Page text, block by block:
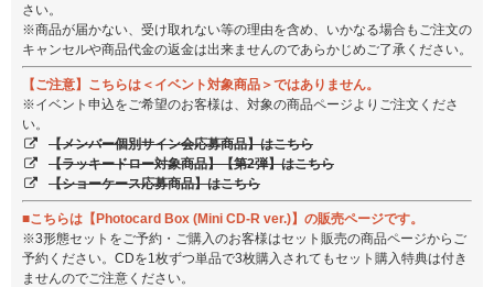
さい。
※商品が届かない、受け取れない等の理由を含め、いかなる場合もご注文の
キャンセルや商品代金の返金は出来ませんのであらかじめご了承ください。
【ご注意】こちらは＜イベント対象商品＞ではありません。
※イベント申込をご希望のお客様は、対象の商品ページよりご注文くださ
い。
【メンバー個別サイン会応募商品】はこちら
【ラッキードロー対象商品】【第2弾】はこちら
【ショーケース応募商品】はこちら
■こちらは【Photocard Box (Mini CD-R ver.)】の販売ページです。
※3形態セットをご予約・ご購入のお客様はセット販売の商品ページからご
予約ください。CDを1枚ずつ単品で3枚購入されてもセット購入特典は付き
ませんのでご注意ください。